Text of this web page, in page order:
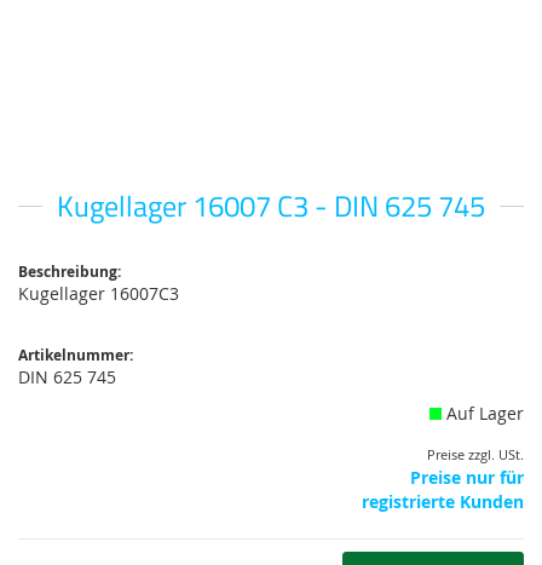
Kugellager 16007 C3 - DIN 625 745
Anfang
Bildgalerie
springen
Beschreibung:
Kugellager 16007C3
Artikelnummer:
DIN 625 745
Auf Lager
Preise zzgl. USt.
Preise nur für
registrierte Kunden